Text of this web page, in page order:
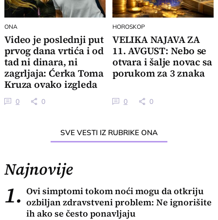
ONA
Video je poslednji put
prvog dana vrtića i od
tad ni dinara, ni
zagrljaja: Ćerka Toma
Kruza ovako izgleda
0 0
HOROSKOP
VELIKA NAJAVA ZA
11. AVGUST: Nebo se
otvara i šalje novac sa
porukom za 3 znaka
0 0
SVE VESTI IZ RUBRIKE ONA
Najnovije
1. Ovi simptomi tokom noći mogu da otkriju
ozbiljan zdravstveni problem: Ne ignorišite
ih ako se često ponavljaju